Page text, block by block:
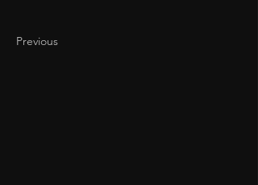
Previous